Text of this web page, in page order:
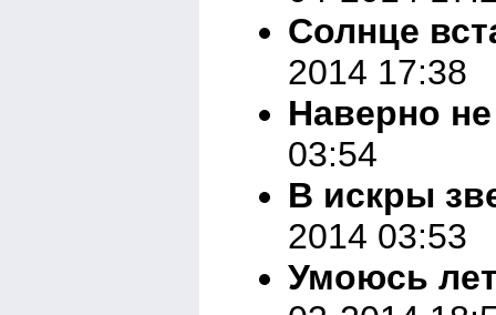
Солнце
2014 17:38
Наверно
03:54
В искры
2014 03:53
Умоюсь